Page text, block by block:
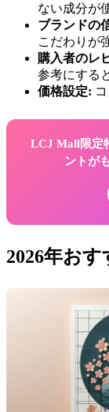
ない成分が
ブランドの
こだわりが
購入者のレ
参考にする
価格設定:
LCJ Mall限定
ントが
2026年お